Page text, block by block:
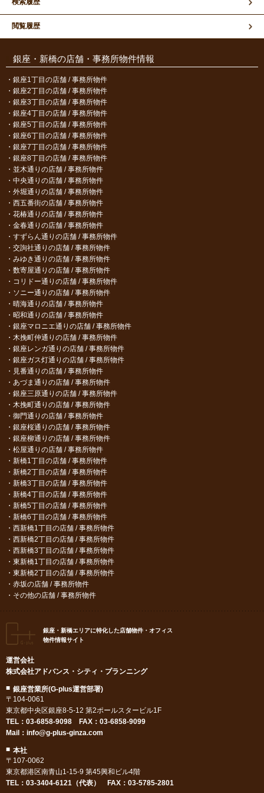
検索履歴
閲覧履歴
銀座・新橋の店舗・事務所物件情報
銀座1丁目の店舗 / 事務所物件
銀座2丁目の店舗 / 事務所物件
銀座3丁目の店舗 / 事務所物件
銀座4丁目の店舗 / 事務所物件
銀座5丁目の店舗 / 事務所物件
銀座6丁目の店舗 / 事務所物件
銀座7丁目の店舗 / 事務所物件
銀座8丁目の店舗 / 事務所物件
並木通りの店舗 / 事務所物件
中央通りの店舗 / 事務所物件
外堀通りの店舗 / 事務所物件
西五番街の店舗 / 事務所物件
花椿通りの店舗 / 事務所物件
金春通りの店舗 / 事務所物件
すずらん通りの店舗 / 事務所物件
交詢社通りの店舗 / 事務所物件
みゆき通りの店舗 / 事務所物件
数寄屋通りの店舗 / 事務所物件
コリドー通りの店舗 / 事務所物件
ソニー通りの店舗 / 事務所物件
晴海通りの店舗 / 事務所物件
昭和通りの店舗 / 事務所物件
銀座マロニエ通りの店舗 / 事務所物件
木挽町仲通りの店舗 / 事務所物件
銀座レンガ通りの店舗 / 事務所物件
銀座ガス灯通りの店舗 / 事務所物件
見番通りの店舗 / 事務所物件
あづま通りの店舗 / 事務所物件
銀座三原通りの店舗 / 事務所物件
木挽町通りの店舗 / 事務所物件
御門通りの店舗 / 事務所物件
銀座桜通りの店舗 / 事務所物件
銀座柳通りの店舗 / 事務所物件
松屋通りの店舗 / 事務所物件
新橋1丁目の店舗 / 事務所物件
新橋2丁目の店舗 / 事務所物件
新橋3丁目の店舗 / 事務所物件
新橋4丁目の店舗 / 事務所物件
新橋5丁目の店舗 / 事務所物件
新橋6丁目の店舗 / 事務所物件
西新橋1丁目の店舗 / 事務所物件
西新橋2丁目の店舗 / 事務所物件
西新橋3丁目の店舗 / 事務所物件
東新橋1丁目の店舗 / 事務所物件
東新橋2丁目の店舗 / 事務所物件
赤坂の店舗 / 事務所物件
その他の店舗 / 事務所物件
銀座・新橋エリアに特化した店舗物件・オフィス
物件情報サイト
運営会社
株式会社アドバンス・シティ・プランニング
銀座営業所(G-plus運営部署)
〒104-0061
東京都中央区銀座8-5-12 第2ポールスタービル1F
TEL： 03-6858-9098 FAX：03-6858-9099
Mail： info@g-plus-ginza.com
本社
〒107-0062
東京都港区南青山1-15-9 第45興和ビル4階
TEL：03-3404-6121（代表） FAX：03-5785-2801